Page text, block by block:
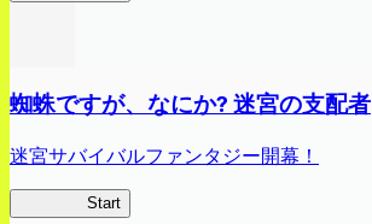
蜘蛛ですが、なにか? 迷宮の支配者
迷宮サバイバルファンタジー開幕！
Start